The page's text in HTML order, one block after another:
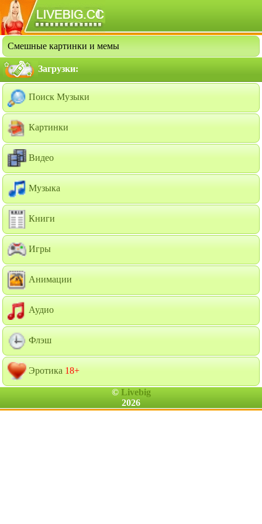
Смешные картинки и мемы
Загрузки:
Поиск Музыки
Картинки
Видео
Музыка
Книги
Игры
Анимации
Аудио
Флэш
Эротика 18+
© Livebig
2026